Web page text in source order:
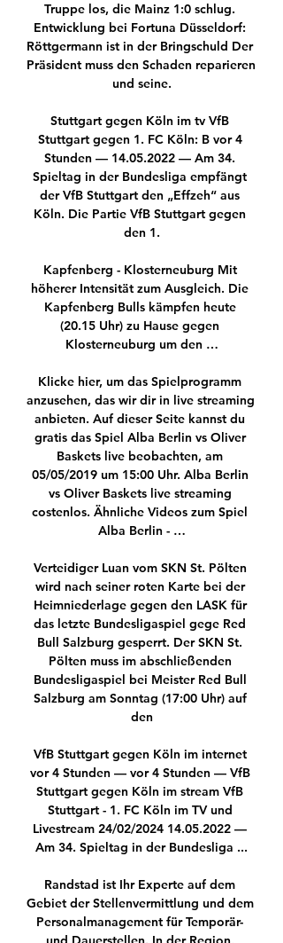
Truppe los, die Mainz 1:0 schlug.
Entwicklung bei Fortuna Düsseldorf:
Röttgermann ist in der Bringschuld Der
Präsident muss den Schaden reparieren
und seine.
Stuttgart gegen Köln im tv VfB
Stuttgart gegen 1. FC Köln: B vor 4
Stunden — 14.05.2022 — Am 34.
Spieltag in der Bundesliga empfängt
der VfB Stuttgart den „Effzeh“ aus
Köln. Die Partie VfB Stuttgart gegen
den 1.
Kapfenberg - Klosterneuburg Mit
höherer Intensität zum Ausgleich. Die
Kapfenberg Bulls kämpfen heute
(20.15 Uhr) zu Hause gegen
Klosterneuburg um den …
Klicke hier, um das Spielprogramm
anzusehen, das wir dir in live streaming
anbieten. Auf dieser Seite kannst du
gratis das Spiel Alba Berlin vs Oliver
Baskets live beobachten, am
05/05/2019 um 15:00 Uhr. Alba Berlin
vs Oliver Baskets live streaming
costenlos. Ähnliche Videos zum Spiel
Alba Berlin - …
Verteidiger Luan vom SKN St. Pölten
wird nach seiner roten Karte bei der
Heimniederlage gegen den LASK für
das letzte Bundesligaspiel gege Red
Bull Salzburg gesperrt. Der SKN St.
Pölten muss im abschließenden
Bundesligaspiel bei Meister Red Bull
Salzburg am Sonntag (17:00 Uhr) auf
den
VfB Stuttgart gegen Köln im internet
vor 4 Stunden — vor 4 Stunden — VfB
Stuttgart gegen Köln im stream VfB
Stuttgart - 1. FC Köln im TV und
Livestream 24/02/2024 14.05.2022 —
Am 34. Spieltag in der Bundesliga ...
Randstad ist Ihr Experte auf dem
Gebiet der Stellenvermittlung und dem
Personalmanagement für Temporär-